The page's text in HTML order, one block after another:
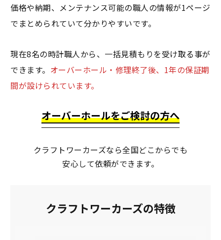
価格や納期、メンテナンス可能の職人の情報が1ページ
でまとめられていて分かりやすいです。
現在8名の時計職人から、一括見積もりを受け取る事が
できます。 オーバーホール・修理終了後、1年の保証期
間が設けられています。
オーバーホールをご検討の方へ
クラフトワーカーズなら全国どこからでも
安心して依頼ができます。
クラフトワーカーズの特徴